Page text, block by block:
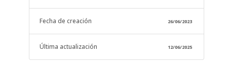
Fecha de creación 26/06/2023
Última actualización 12/06/2025